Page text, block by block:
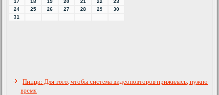
17
18 19 20 21 22
23
24
25 26 27 28 29
30
31
Пицци: Для того, чтобы система видеоповторов прижилась, нужно
время